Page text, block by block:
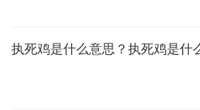
执死鸡是什么意思？执死鸡是什